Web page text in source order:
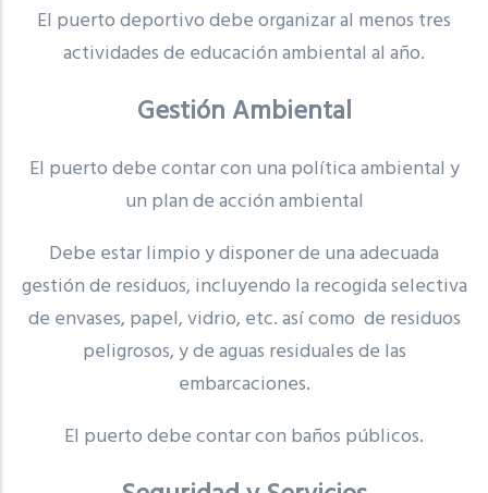
El puerto deportivo debe organizar al menos tres
actividades de educación ambiental al año.
Gestión Ambiental
El puerto debe contar con una política ambiental y
un plan de acción ambiental
Debe estar limpio y disponer de una adecuada
gestión de residuos, incluyendo la recogida selectiva
de envases, papel, vidrio, etc. así como de residuos
peligrosos, y de aguas residuales de las
embarcaciones.
El puerto debe contar con baños públicos.